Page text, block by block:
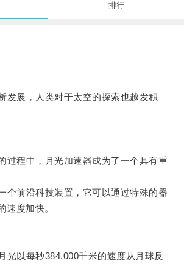
排行
展，人类对于太空的探索也越发积
程中，月光加速器成为了一个具有重
前沿科技装置，它可以通过特殊的器
速度加快。
以每秒384,000千米的速度从月球反